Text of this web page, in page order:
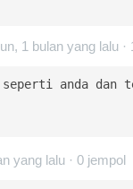
1 bulan yang lalu ·
seperti anda dan
yang lalu · 0 jempol